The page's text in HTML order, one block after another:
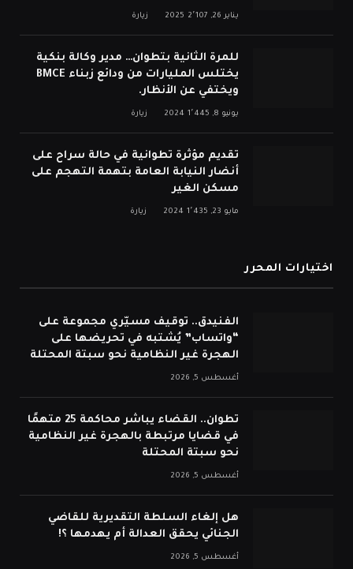
يناير 26, 2025 2٬107 زيارة
للمرة الثانية بتطوان… مدير وكالة بنكية
يختلس المليارات من ودائع زبناء BMCE
ويختفي عن الأنظار.
يونيو 8, 2024 1٬445 زيارة
تقديم مؤثرة تطوانية في حالة سراح على
أنضار النيابة العامة بتهمة التهجم على
مسكن الغير
مايو 23, 2024 1٬435 زيارة
اختيارات المحرر
الفنيدق.. توقيف مسيّري مجموعة على
“واتساب” يُشتبه في تحريضها على
الهجرة غير النظامية نحو سبتة المحتلة
أغسطس 5, 2026
تطوان.. القضاء يباشر محاكمة 25 متهمًا
في قضايا مرتبطة بالهجرة غير النظامية
نحو سبتة المحتلة
أغسطس 5, 2026
هل إلغاء السلطة التقديرية للقاضي
الجنائي يحقق العدالة أم يهدمها ؟!
أغسطس 5, 2026